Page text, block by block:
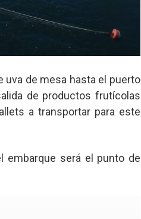
uva de mesa hasta el puerto
de productos frutícolas
a transportar para este
embarque será el punto de